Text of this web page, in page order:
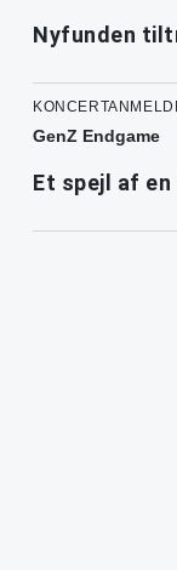
Nyfunden
GenZ Endgame
Et spejl af